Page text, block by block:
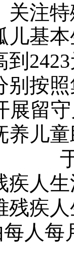
关注
儿基
到
别按
展留
养儿
疾人
残疾
人每